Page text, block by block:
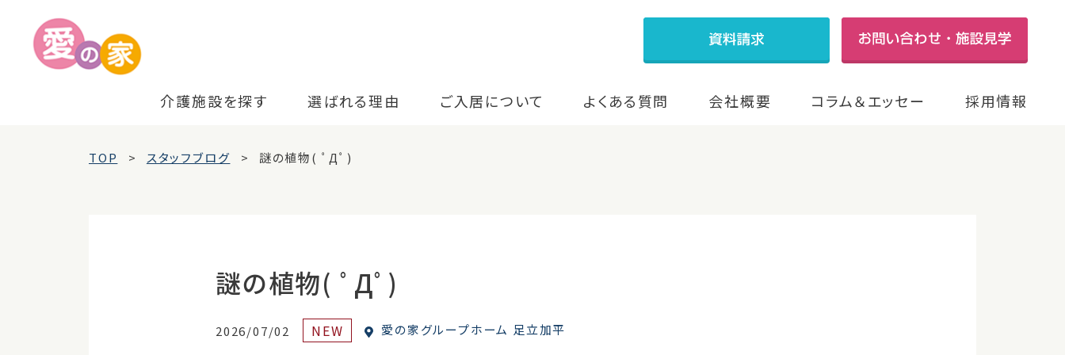
介護施設を探す 選ばれる理由 ご入居について よくある質問 会社概要 コラム＆エッセー 採用情報
TOP スタッフブログ 謎の植物( ﾟДﾟ)
謎の植物( ﾟДﾟ)
2026/07/02 NEW 愛の家グループホーム 足立加平